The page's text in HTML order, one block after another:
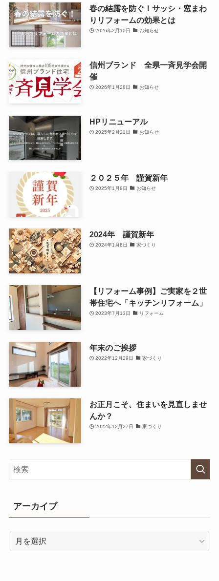
春の結露を防ぐ！サッシ・窓まわ
りリフォームの効果とは
2026年2月10日 お知らせ
信州ブランド 全県一斉見学会開
催
2026年1月28日 お知らせ
HPリニューアル
2025年2月21日 お知らせ
２０２５年 謹賀新年
2025年1月8日 お知らせ
2024年 謹賀新年
2024年1月6日 家づくり
【リフォーム事例】ご実家を２世
帯住宅へ「キッチンリフォーム」
2023年7月13日 リフォーム
年末のご挨拶
2022年12月29日 家づくり
お正月こそ、住まいを見直しませ
んか？
2022年12月27日 家づくり
アーカイブ